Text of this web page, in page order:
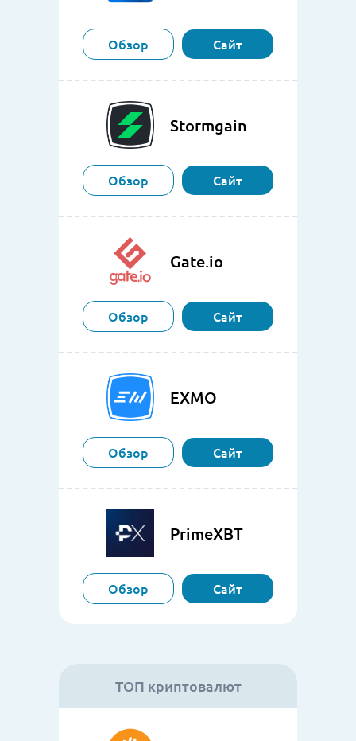
Обзор Сайт
Stormgain
Обзор Сайт
Gate.io
Обзор Сайт
EXMO
Обзор Сайт
PrimeXBT
Обзор Сайт
ТОП криптовалют